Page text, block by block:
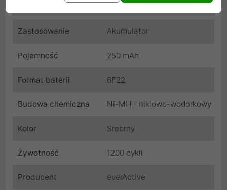
Cechy produktu
Zastosowanie Akumulator
Pojemność 250 mAh
Format baterii 6F22
Budowa chemiczna Ni-MH - niklowo-wodorkowy
Kolor Srebrny
Żywotność 1200 cykli
Producent everActive